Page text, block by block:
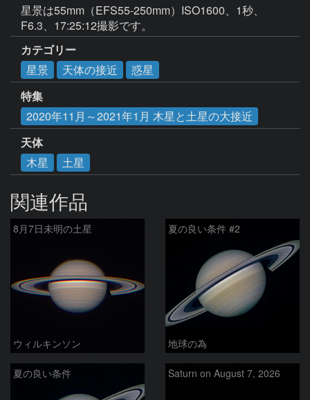
星景は55mm（EFS55-250mm）ISO1600、1秒、
F6.3、17:25:12撮影です。
カテゴリー
星景
天体の接近
惑星
特集
2020年11月～2021年1月 木星と土星の大接近
天体
木星
土星
関連作品
8月7日未明の土星
ウィルキンソン
夏の良い条件 #2
地球の為
夏の良い条件 Saturn on August 7, 2026